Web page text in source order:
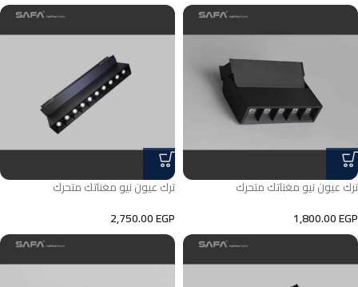
ترك عيون نيو مغناتك متحرك
1,800.00EGP
ترك عيون نيو مغناتك متحرك
2,750.00EGP